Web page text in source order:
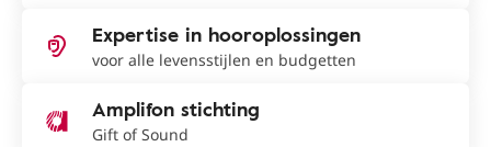
Expertise in hooroplossingen
voor alle levensstijlen en budgetten
Amplifon stichting
Gift of Sound